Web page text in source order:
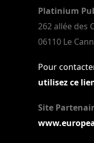
Platinium
262 allée des
06110 Le
Pour
utilisez ce
Site